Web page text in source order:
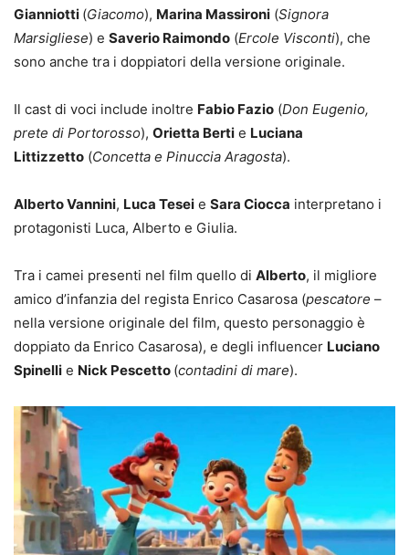
Gianniotti (Giacomo), Marina Massironi (Signora
Marsigliese) e Saverio Raimondo (Ercole Visconti), che
sono anche tra i doppiatori della versione originale.
Il cast di voci include inoltre Fabio Fazio (Don Eugenio,
prete di Portorosso), Orietta Berti e Luciana
Littizzetto (Concetta e Pinuccia Aragosta).
Alberto Vannini, Luca Tesei e Sara Ciocca interpretano i
protagonisti Luca, Alberto e Giulia.
Tra i camei presenti nel film quello di Alberto, il migliore
amico d’infanzia del regista Enrico Casarosa (pescatore –
nella versione originale del film, questo personaggio è
doppiato da Enrico Casarosa), e degli influencer Luciano
Spinelli e Nick Pescetto (contadini di mare).